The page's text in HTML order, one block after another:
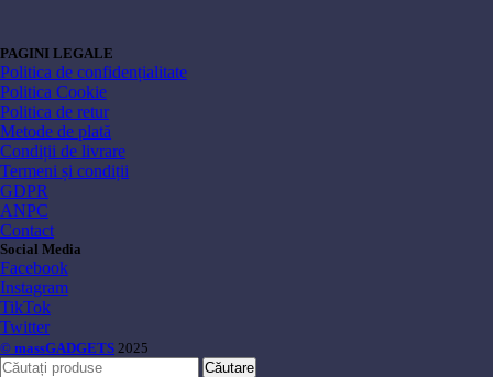
PAGINI LEGALE
Politica de confidențialitate
Politica Cookie
Politica de retur
Metode de plată
Condiții de livrare
Termeni și condiții
GDPR
ANPC
Contact
Social Media
Facebook
Instagram
TikTok
Twitter
© massGADGETS 2025
Căutare